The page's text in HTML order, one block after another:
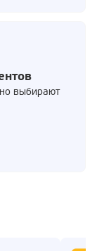
выбирают